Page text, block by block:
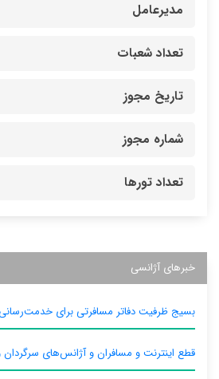
مدیرعامل
تعداد شعبات
تاریخ مجوز
شماره مجوز
تعداد تورها
خبرهای آژانسی
بسیج ظرفیت دفاتر مسافرتی برای خدمت‌رسانی
قطع اینترنت و مسافران و آژانس‌های